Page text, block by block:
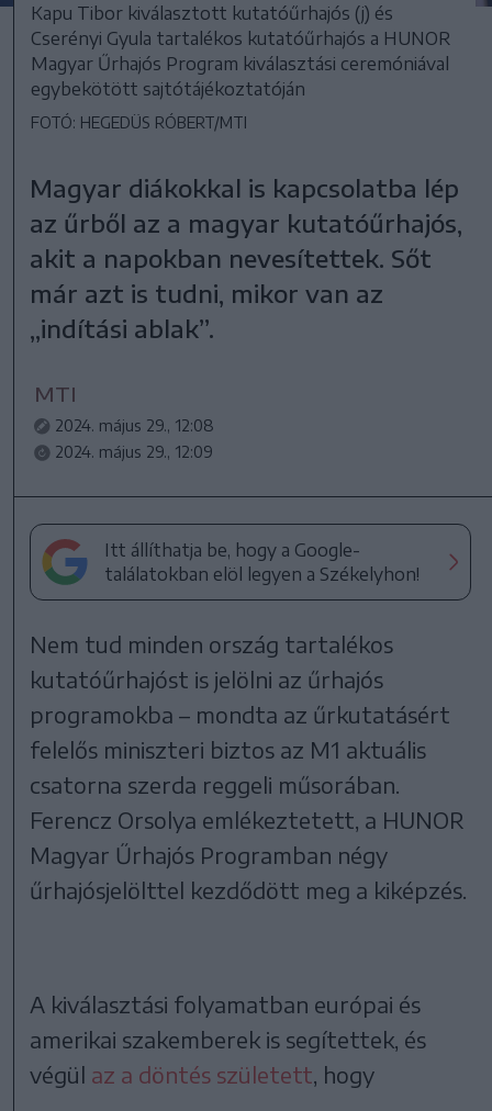
Kapu Tibor kiválasztott kutatóűrhajós (j) és
Cserényi Gyula tartalékos kutatóűrhajós a HUNOR
Magyar Űrhajós Program kiválasztási ceremóniával
egybekötött sajtótájékoztatóján
FOTÓ: HEGEDÜS RÓBERT/MTI
Magyar diákokkal is kapcsolatba lép
az űrből az a magyar kutatóűrhajós,
akit a napokban nevesítettek. Sőt
már azt is tudni, mikor van az
„indítási ablak”.
MTI
2024. május 29., 12:08
2024. május 29., 12:09
Itt állíthatja be, hogy a Google-
találatokban elöl legyen a Székelyhon!
Nem tud minden ország tartalékos
kutatóűrhajóst is jelölni az űrhajós
programokba – mondta az űrkutatásért
felelős miniszteri biztos az M1 aktuális
csatorna szerda reggeli műsorában.
Ferencz Orsolya emlékeztetett, a HUNOR
Magyar Űrhajós Programban négy
űrhajósjelölttel kezdődött meg a kiképzés.
A kiválasztási folyamatban európai és
amerikai szakemberek is segítettek, és
végül az a döntés született , hogy